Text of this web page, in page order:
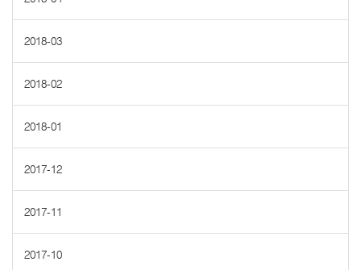
2018-03
2018-02
2018-01
2017-12
2017-11
2017-10